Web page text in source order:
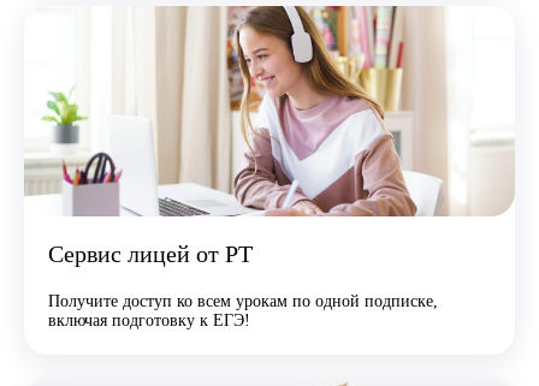
Сервис лицей от РТ
Получите доступ ко всем урокам по одной подписке,
включая подготовку к ЕГЭ!